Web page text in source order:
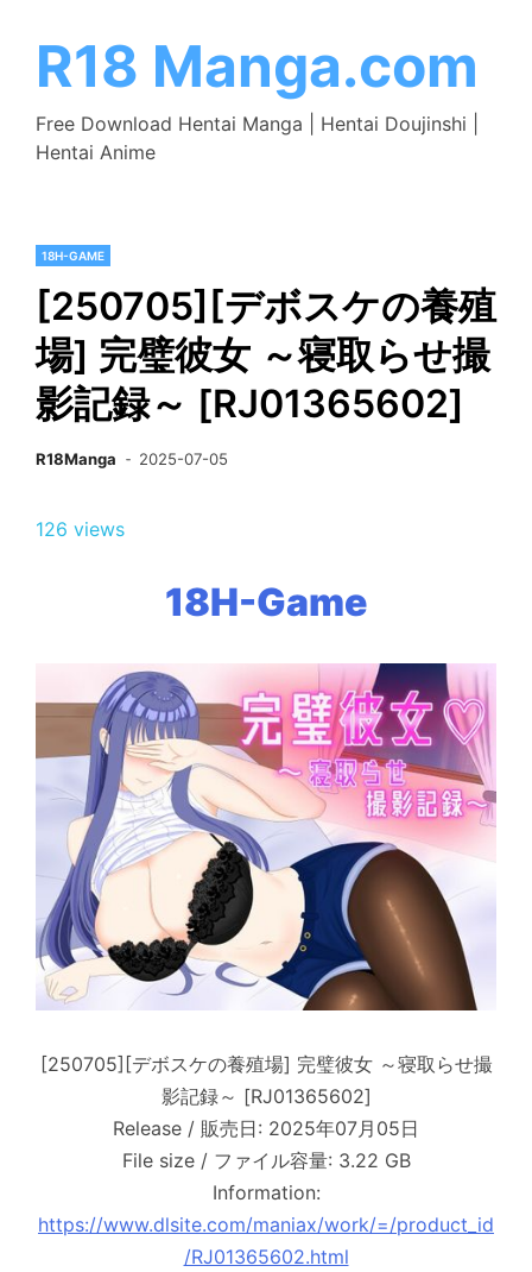
contentR18 Manga.com
Free Download Hentai Manga | Hentai Doujinshi |
Hentai Anime
18H-GAME
[250705][デボスケの養殖
場] 完璧彼女 ～寝取らせ撮
影記録～ [RJ01365602]
R18Manga 2025-07-05
126 views
18H-Game
[250705][デボスケの養殖場] 完璧彼女 ～寝取らせ撮
影記録～ [RJ01365602]
Release / 販売日: 2025年07月05日
File size / ファイル容量: 3.22 GB
Information:
https://www.dlsite.com/maniax/work/=/product_id
/RJ01365602.html